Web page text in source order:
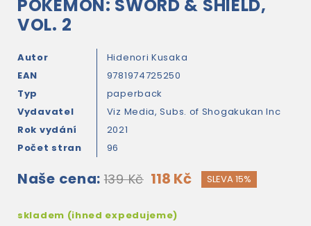
POKÉMON: SWORD & SHIELD,
VOL. 2
Autor
Hidenori Kusaka
EAN
9781974725250
Typ
paperback
Vydavatel
Viz Media, Subs. of Shogakukan Inc
Rok vydání
2021
Počet stran
96
Naše cena: 139 Kč 118 Kč SLEVA 15%
skladem (ihned expedujeme)